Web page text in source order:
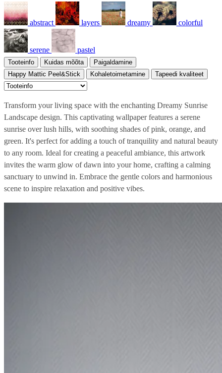
abstract layers dreamy colorful
serene pastel
Tooteinfo Kuidas mõõta
Paigaldamine
Happy Mattic Peel&Stick
Kohaletoimetamine Tapeedi kvaliteet
Transform your living space with the enchanting Dreamy Sunrise
Landscape design. This captivating wallpaper features a serene
sunrise over lush hills, with soothing shades of pink, orange, and
green. It's perfect for adding a touch of tranquility and natural beauty
to any room. Ideal for creating a peaceful ambiance, this artwork
invites the warm glow of dawn into your home, crafting a calming
sanctuary to unwind in. Embrace the gentle colors and harmonious
scene to inspire relaxation and positive vibes.